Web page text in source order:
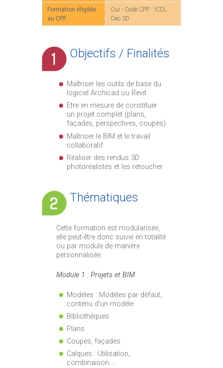
Formation éligible
au CPF
Oui - Code CPF : ICDL
Cao 3D
Objectifs / Finalités
Maîtriser les outils de base du
logiciel Archicad ou Revit
Etre en mesure de constituer
un projet complet (plans,
façades, perspectives, coupes)
Maîtriser le BIM et le travail
collaboratif
Réaliser des rendus 3D
photoréalistes et les retoucher
Thématiques
Cette formation est modularisée,
elle peut-être donc suivie en totalité
ou par module de manière
personnalisée.
Module 1 : Projets et BIM
Modèles : Modèles par défaut,
contenu d’un modèle
Bibliothèques
Plans
Coupes, façades
Calques : Utilisation,
combinaison …